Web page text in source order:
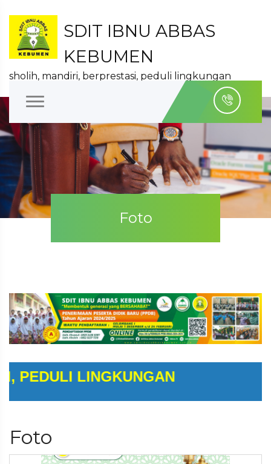
SDIT IBNU ABBAS
KEBUMEN
sholih, mandiri, berprestasi, peduli lingkungan
Foto
LINGKUNGAN
Foto